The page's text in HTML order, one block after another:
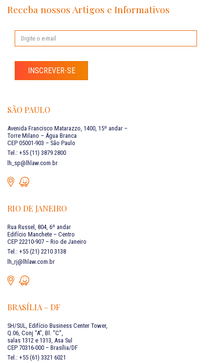
Receba nossos Artigos e Informativos
INSCREVER-SE
SÃO PAULO
Avenida Francisco Matarazzo, 1400, 15º andar –
Torre Milano – Água Branca
CEP 05001-903 – São Paulo
Tel.: +55 (11) 3879 2800
lh_sp@lhlaw.com.br
RIO DE JANEIRO
Rua Russel, 804, 6º andar
Edifício Manchete – Centro
CEP 22210-907 – Rio de Janeiro
Tel.: +55 (21) 2210 3138
lh_rj@lhlaw.com.br
BRASÍLIA – DF
SH/SUL, Edifício Business Center Tower,
Q.06, Conj “A”, Bl. “C”,
salas 1312 e 1313, Asa Sul
CEP 70316-000 – Brasília/DF
Tel.: +55 (61) 3321 6021